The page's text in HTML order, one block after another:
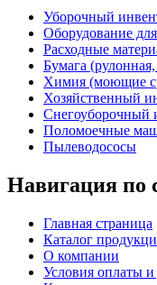
Уборочный
Оборудование
Расходные
Бумага
Химия (моющие
Хозяйственный
Снегоуборочный
Поломоечные
Пылеводососы
Навигация по
Главная страница
Каталог
О компании
Условия оплаты и